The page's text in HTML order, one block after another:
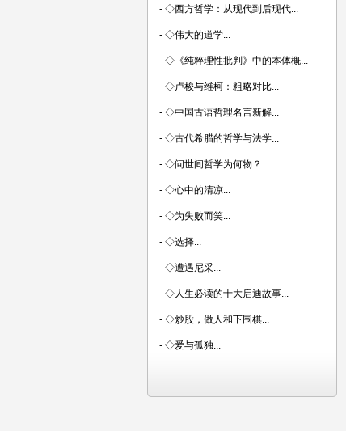
- ◇西方哲学：从现代到后现代...
- ◇伟大的道学...
- ◇《纯粹理性批判》中的本体概...
- ◇卢梭与维柯：粗略对比...
- ◇中国古语哲理名言新解...
- ◇古代希腊的哲学与法学...
- ◇问世间哲学为何物？...
- ◇心中的清凉...
- ◇为失败而笑...
- ◇选择...
- ◇遭遇尼采...
- ◇人生必读的十大启迪故事...
- ◇炒股，做人和下围棋...
- ◇爱与孤独...